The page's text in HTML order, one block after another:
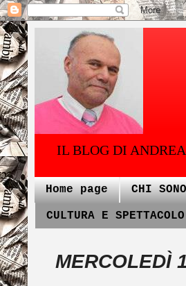
IL BLOG DI
Home page CHI SONO
CULTURA E SPETTACOLO
MERCOLEDÌ